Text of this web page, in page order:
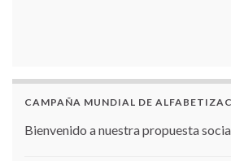
CAMPAÑA MUNDIAL DE
Bienvenido a nuestra propuesta